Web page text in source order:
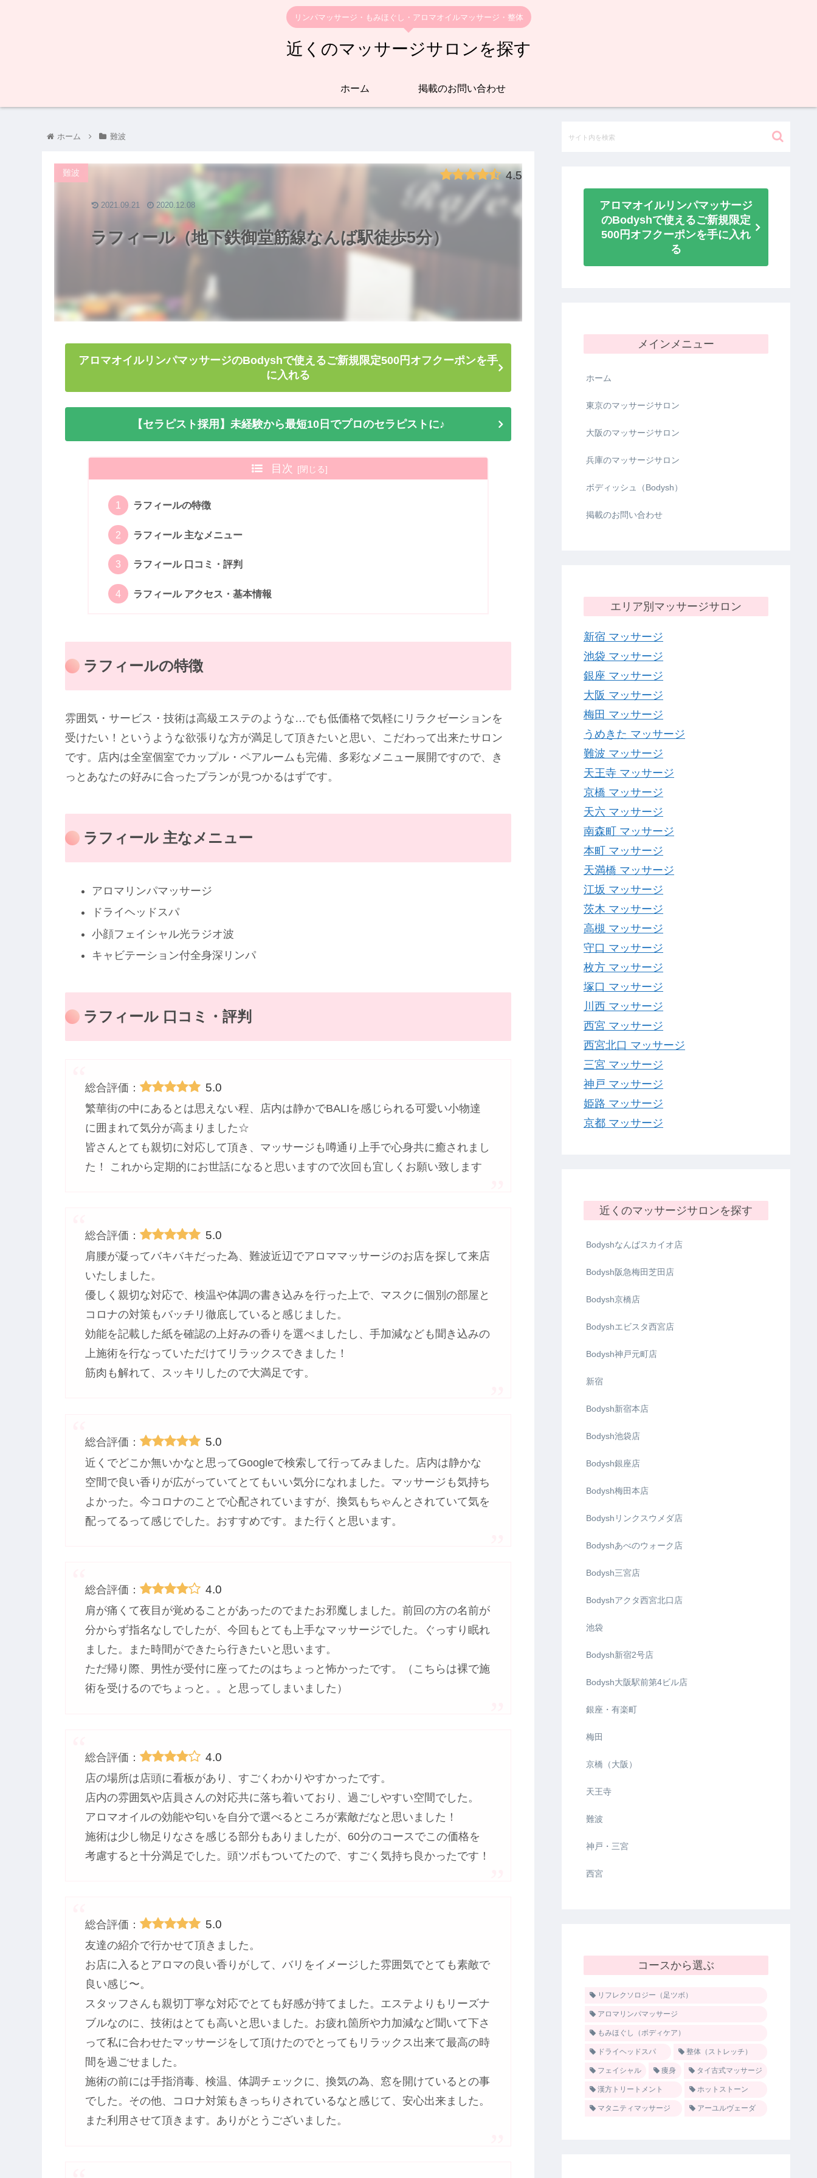
リンパマッサージ・もみほぐし・アロマオイルマッサージ・整体
近くのマッサージサロンを探す
ホーム 掲載のお問い合わせ
ホーム 難波
ラフィール（地下鉄御堂筋線なんば駅徒歩5分）
4.5
難波
2021.09.21 2020.12.08
アロマオイルリンパマッサージのBodyshで使えるご新規限定500円オフクーポンを手
に入れる
【セラピスト採用】未経験から最短10日でプロのセラピストに♪
目次
ラフィールの特徴
ラフィール 主なメニュー
ラフィール 口コミ・評判
ラフィール アクセス・基本情報
ラフィールの特徴
雰囲気・サービス・技術は高級エステのような…でも低価格で気軽にリラクゼーションを
受けたい！というような欲張りな方が満足して頂きたいと思い、こだわって出来たサロン
です。店内は全室個室でカップル・ペアルームも完備、多彩なメニュー展開ですので、き
っとあなたの好みに合ったプランが見つかるはずです。
ラフィール 主なメニュー
アロマリンパマッサージ
ドライヘッドスパ
小顔フェイシャル光ラジオ波
キャビテーション付全身深リンパ
ラフィール 口コミ・評判
総合評価： 5.0
繁華街の中にあるとは思えない程、店内は静かでBALIを感じられる可愛い小物達
に囲まれて気分が高まりました☆
皆さんとても親切に対応して頂き、マッサージも噂通り上手で心身共に癒されまし
た！ これから定期的にお世話になると思いますので次回も宜しくお願い致します
総合評価： 5.0
肩腰が凝ってバキバキだった為、難波近辺でアロママッサージのお店を探して来店
いたしました。
優しく親切な対応で、検温や体調の書き込みを行った上で、マスクに個別の部屋と
コロナの対策もバッチリ徹底していると感じました。
効能を記載した紙を確認の上好みの香りを選べましたし、手加減なども聞き込みの
上施術を行なっていただけてリラックスできました！
筋肉も解れて、スッキリしたので大満足です。
総合評価： 5.0
近くでどこか無いかなと思ってGoogleで検索して行ってみました。店内は静かな
空間で良い香りが広がっていてとてもいい気分になれました。マッサージも気持ち
よかった。今コロナのことで心配されていますが、換気もちゃんとされていて気を
配ってるって感じでした。おすすめです。また行くと思います。
総合評価： 4.0
肩が痛くて夜目が覚めることがあったのでまたお邪魔しました。前回の方の名前が
分からず指名なしでしたが、今回もとても上手なマッサージでした。ぐっすり眠れ
ました。また時間ができたら行きたいと思います。
ただ帰り際、男性が受付に座ってたのはちょっと怖かったです。（こちらは裸で施
術を受けるのでちょっと。。と思ってしまいました）
総合評価： 4.0
店の場所は店頭に看板があり、すごくわかりやすかったです。
店内の雰囲気や店員さんの対応共に落ち着いており、過ごしやすい空間でした。
アロマオイルの効能や匂いを自分で選べるところが素敵だなと思いました！
施術は少し物足りなさを感じる部分もありましたが、60分のコースでこの価格を
考慮すると十分満足でした。頭ツボもついてたので、すごく気持ち良かったです！
総合評価： 5.0
友達の紹介で行かせて頂きました。
お店に入るとアロマの良い香りがして、バリをイメージした雰囲気でとても素敵で
良い感じ〜。
スタッフさんも親切丁寧な対応でとても好感が持てました。エステよりもリーズナ
ブルなのに、技術はとても高いと思いました。お疲れ箇所や力加減など聞いて下さ
って私に合わせたマッサージをして頂けたのでとってもリラックス出来て最高の時
間を過ごせました。
施術の前には手指消毒、検温、体調チェックに、換気の為、窓を開けているとの事
でした。その他、コロナ対策もきっちりされているなと感じて、安心出来ました。
また利用させて頂きます。ありがとうございました。
アロマオイルリンパマッサージ
のBodyshで使えるご新規限定
500円オフクーポンを手に入れ
る
メインメニュー
ホーム
東京のマッサージサロン
大阪のマッサージサロン
兵庫のマッサージサロン
ボディッシュ（Bodysh）
掲載のお問い合わせ
エリア別マッサージサロン
新宿 マッサージ
池袋 マッサージ
銀座 マッサージ
大阪 マッサージ
梅田 マッサージ
うめきた マッサージ
難波 マッサージ
天王寺 マッサージ
京橋 マッサージ
天六 マッサージ
南森町 マッサージ
本町 マッサージ
天満橋 マッサージ
江坂 マッサージ
茨木 マッサージ
高槻 マッサージ
守口 マッサージ
枚方 マッサージ
塚口 マッサージ
川西 マッサージ
西宮 マッサージ
西宮北口 マッサージ
三宮 マッサージ
神戸 マッサージ
姫路 マッサージ
京都 マッサージ
近くのマッサージサロンを探す
Bodyshなんばスカイオ店
Bodysh阪急梅田芝田店
Bodysh京橋店
Bodyshエビスタ西宮店
Bodysh神戸元町店
新宿
Bodysh新宿本店
Bodysh池袋店
Bodysh銀座店
Bodysh梅田本店
Bodyshリンクスウメダ店
Bodyshあべのウォーク店
Bodysh三宮店
Bodyshアクタ西宮北口店
池袋
Bodysh新宿2号店
Bodysh大阪駅前第4ビル店
銀座・有楽町
梅田
京橋（大阪）
天王寺
難波
神戸・三宮
西宮
コースから選ぶ
リフレクソロジー（足ツボ）
アロマリンパマッサージ
もみほぐし（ボディケア）
ドライヘッドスパ 整体（ストレッチ）
フェイシャル 痩身 タイ古式マッサージ
漢方トリートメント ホットストーン
マタニティマッサージ アーユルヴェーダ